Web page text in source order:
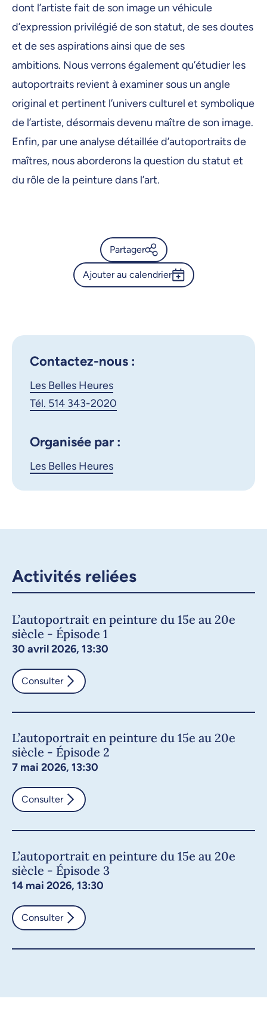
dont l’artiste fait de son image un véhicule
d’expression privilégié de son statut, de ses doutes
et de ses aspirations ainsi que de ses
ambitions. Nous verrons également qu’étudier les
autoportraits revient à examiner sous un angle
original et pertinent l’univers culturel et symbolique
de l’artiste, désormais devenu maître de son image.
Enfin, par une analyse détaillée d’autoportraits de
maîtres, nous aborderons la question du statut et
du rôle de la peinture dans l’art.
Partager
Calendrier de l’Université de
X.com
Ajouter au calendrier
Contactez-nous :
Les Belles Heures
Tél. 514 343-2020
Organisée par :
Les Belles Heures
Activités reliées
L’autoportrait en peinture du 15e au 20e
siècle - Épisode 1
30 avril 2026, 13:30
Consulter
L’autoportrait en peinture du 15e au 20e
siècle - Épisode 2
7 mai 2026, 13:30
Consulter
L’autoportrait en peinture du 15e au 20e
siècle - Épisode 3
14 mai 2026, 13:30
Consulter